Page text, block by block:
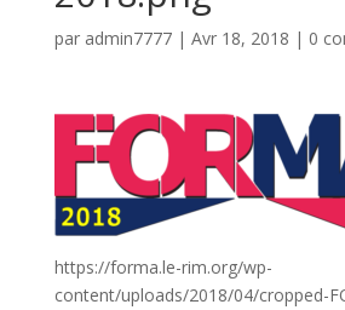
par admin7777| Avr 18, 2018 | 0
https://forma.le-rim.org/wp-
content/uploads/2018/04/cropped-